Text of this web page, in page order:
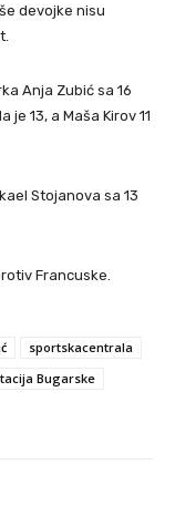
devojke nisu
Anja Zubić sa 16
13, a Maša Kirov 11
Stojanova sa 13
Francuske.
sportskacentrala
Bugarske